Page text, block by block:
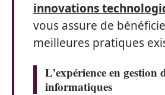
innovations
vous assure de
meilleures pratiques
L’expérience en gestion
informatiques